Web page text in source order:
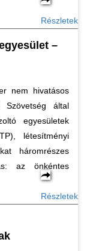
Részletek
–
nem hivatásos
Szövetség által
egyesületek
létesítményi
háromrészes
az önkéntes
Részletek